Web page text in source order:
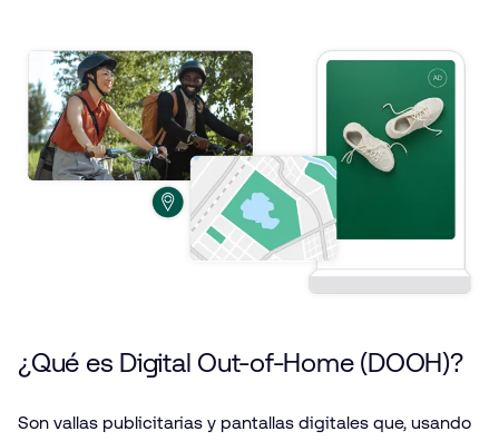
¿Qué es Digital Out-of-Home (DOOH)?
Son vallas publicitarias y pantallas digitales que, usando